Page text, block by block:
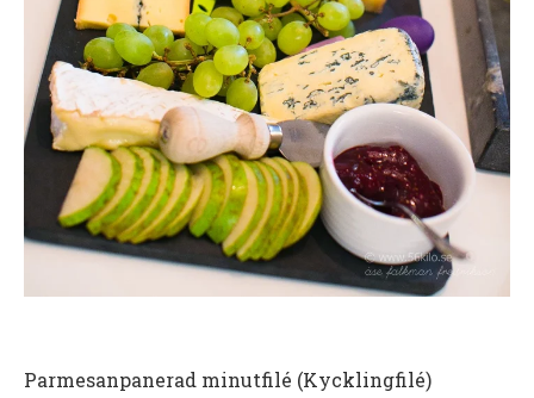
Parmesanpanerad minutfilé (Kycklingfilé)